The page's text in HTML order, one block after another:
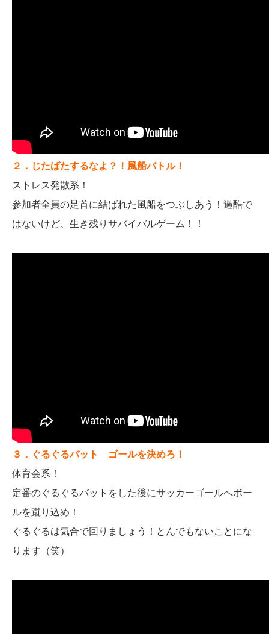
２．じたばたするなよ？！風船バトル！
ストレス発散系！
参加者全員の足首に結ばれた風船をつぶしあう！過酷で
はないけ­ど、生き残りサバイバルゲーム！！
３．ぐるぐるバット ゴールを決めろ！
体育会系！
定番のぐるぐるバットをした後にサッカーゴールへボー
ルを蹴り込め！
ぐるぐるは気合で回りましょう！とんでもないことにな
ります（笑）